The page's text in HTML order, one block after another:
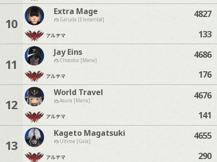
10
Extra Mage
Garuda [Elemental]
アルテマ
4827
133
11
Jay Eins
Chocobo [Mana]
アルテマ
4686
176
12
World Travel
Asura [Mana]
アルテマ
4676
141
13
Kageto Magatsuki
Ultima [Gaia]
アルテマ
4655
290